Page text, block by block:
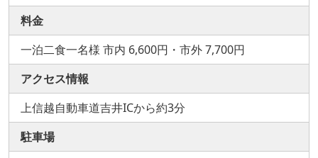
料金
一泊二食一名様 市内 6,600円・市外 7,700円
アクセス情報
上信越自動車道吉井ICから約3分
駐車場